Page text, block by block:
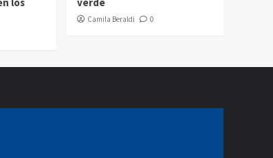
Camila Beraldi 0